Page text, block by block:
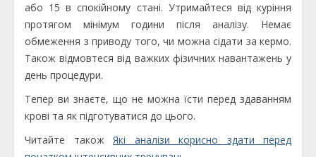
або 15 в спокійному стані. Утримайтеся від куріння
протягом мінімум години після аналізу. Немає
обмеження з приводу того, чи можна сідати за кермо.
Також відмовтеся від важких фізичних навантажень у
день процедури.
Тепер ви знаєте, що не можна їсти перед здаванням
крові та як підготуватися до цього.
Читайте також
Які аналізи корисно здати перед